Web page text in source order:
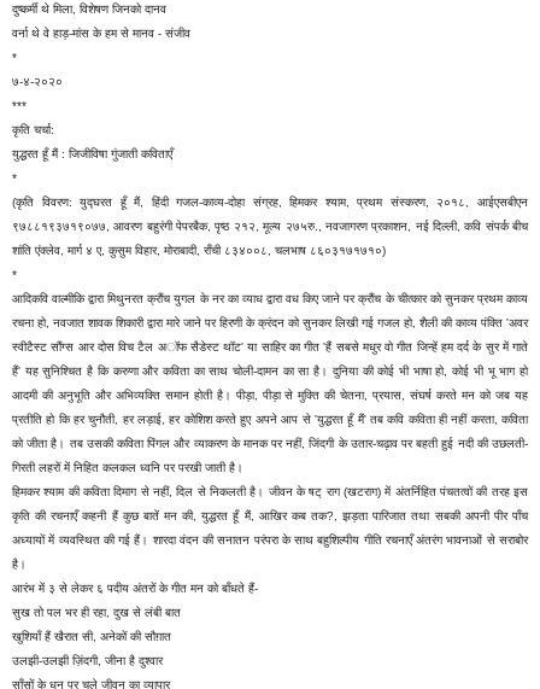
दुष्कर्मी थे मिला, विशेषण जिनको दानव
वर्ना थे वे हाड़-मांस के हम से मानव - संजीव
*
७-४-२०२०
***
कृति चर्चा:
युद्धरत हूँ मैं : जिजीविषा गुंजाती कविताएँ
*
(कृति विवरण: युद्घरत हूँ मैं, हिंदी गजल-काव्य-दोहा संग्रह, हिमकर श्याम, प्रथम संस्करण, २०१८, आईएसबीएन
९७८८१९३७१९०७७, आवरण बहुरंगी पेपरबैक, पृष्ठ २१२, मूल्य २७५रु., नवजागरण प्रकाशन, नई दिल्ली, कवि संपर्क बीच
शांति एंक्लेव, मार्ग ४ ए, कुसुम विहार, मोराबादी, राँची ८३४००८, चलभाष ८६०३१७१७१०)
*
आदिकवि वाल्मीकि द्वारा मिथुनरत क्रौंच युगल के नर का व्याध द्वारा वध किए जाने पर क्रौंच के चीत्कार को सुनकर प्रथम काव्य
रचना हो, नवजात शावक शिकारी द्वारा मारे जाने पर हिरणी के क्रंदन को सुनकर लिखी गई गजल हो, शैली की काव्य पंक्ति 'अवर
स्वीटैस्ट सौंग्स आर दोस विच टैल अॉफ सैडेस्ट थॉट' या साहिर का गीत 'हैं सबसे मधुर वो गीत जिन्हें हम दर्द के सुर में गाते
हैं' यह सुनिश्चित है कि करुणा और कविता का साथ चोली-दामन का सा है। दुनिया की कोई भी भाषा हो, कोई भी भू भाग हो
आदमी की अनुभूति और अभिव्यक्ति समान होती है। पीड़ा, पीड़ा से मुक्ति की चेतना, प्रयास, संघर्ष करते मन को जब यह
प्रतीति हो कि हर चुनौती, हर लड़ाई, हर कोशिश करते हुए अपने आप से 'युद्धरत हूँ मैं' तब कवि कविता ही नहीं करता, कविता
को जीता है। तब उसकी कविता पिंगल और व्याकरण के मानक पर नहीं, जिंदगी के उतार-चढ़ाव पर बहती हुई नदी की उछलती-
गिरती लहरों में निहित कलकल ध्वनि पर परखी जाती है।
हिमकर श्याम की कविता दिमाग से नहीं, दिल से निकलती है। जीवन के षट् राग (खटराग) में अंतर्निहित पंचतत्वों की तरह इस
कृति की रचनाएँ कहनी हैं कुछ बातें मन की, युद्धरत हूँ मैं, आखिर कब तक?, झड़ता पारिजात तथा सबकी अपनी पीर पाँच
अध्यायों में व्यवस्थित की गई हैं। शारदा वंदन की सनातन परंपरा के साथ बहुशिल्पीय गीति रचनाएँ अंतरंग भावनाओं से सराबोर
है।
आरंभ में ३ से लेकर ६ पदीय अंतरों के गीत मन को बाँधते हैं-
सुख तो पल भर ही रहा, दुख से लंबी बात
खुशियाँ हैं खैरात सी, अनेकों की सौग़ात
उलझी-उलझी ज़िंदगी, जीना है दुश्वार
साँसों के धन पर चले जीवन का व्यापार